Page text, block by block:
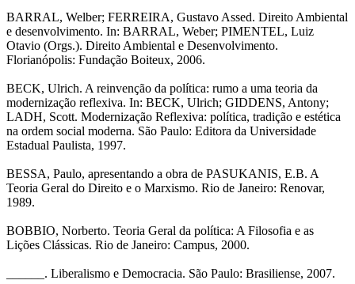
BARRAL, Welber; FERREIRA, Gustavo Assed. Direito Ambiental
e desenvolvimento. In: BARRAL, Weber; PIMENTEL, Luiz
Otavio (Orgs.). Direito Ambiental e Desenvolvimento.
Florianópolis: Fundação Boiteux, 2006.
BECK, Ulrich. A reinvenção da política: rumo a uma teoria da
modernização reflexiva. In: BECK, Ulrich; GIDDENS, Antony;
LADH, Scott. Modernização Reflexiva: política, tradição e estética
na ordem social moderna. São Paulo: Editora da Universidade
Estadual Paulista, 1997.
BESSA, Paulo, apresentando a obra de PASUKANIS, E.B. A
Teoria Geral do Direito e o Marxismo. Rio de Janeiro: Renovar,
1989.
BOBBIO, Norberto. Teoria Geral da política: A Filosofia e as
Lições Clássicas. Rio de Janeiro: Campus, 2000.
______. Liberalismo e Democracia. São Paulo: Brasiliense, 2007.